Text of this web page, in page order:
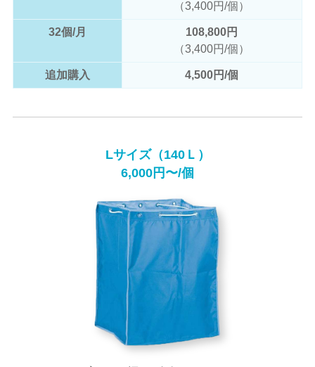
（3,400円/個）
32個/月
108,800円
（3,400円/個）
追加購入 4,500円/個
Lサイズ（140Ｌ）
6,000円〜/個